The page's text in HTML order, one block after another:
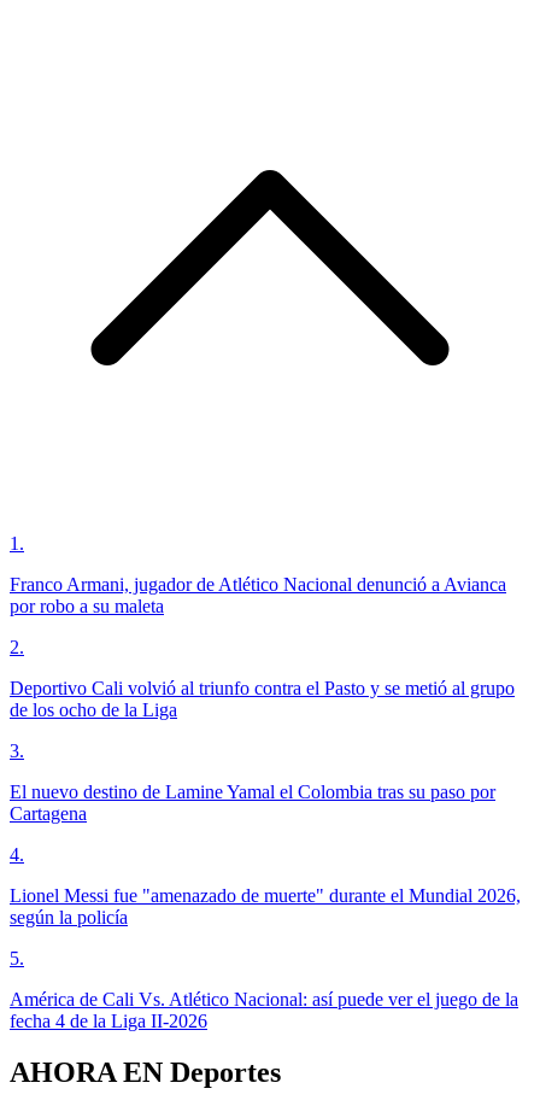
1.
Franco Armani, jugador de Atlético Nacional denunció a Avianca
por robo a su maleta
2.
Deportivo Cali volvió al triunfo contra el Pasto y se metió al grupo
de los ocho de la Liga
3.
El nuevo destino de Lamine Yamal el Colombia tras su paso por
Cartagena
4.
Lionel Messi fue "amenazado de muerte" durante el Mundial 2026,
según la policía
5.
América de Cali Vs. Atlético Nacional: así puede ver el juego de la
fecha 4 de la Liga II-2026
AHORA EN Deportes